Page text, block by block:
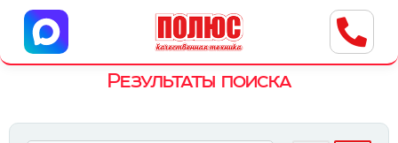
Центр бытовой техники
г. Ульяновск, ул. Пушкарева, 8a
Результаты поиска